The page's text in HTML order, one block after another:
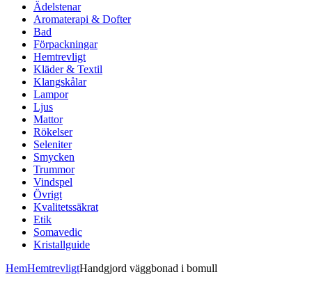
Ädelstenar
Aromaterapi & Dofter
Bad
Förpackningar
Hemtrevligt
Kläder & Textil
Klangskålar
Lampor
Ljus
Mattor
Rökelser
Seleniter
Smycken
Trummor
Vindspel
Övrigt
Kvalitetssäkrat
Etik
Somavedic
Kristallguide
HemHemtrevligtHandgjord väggbonad i bomull